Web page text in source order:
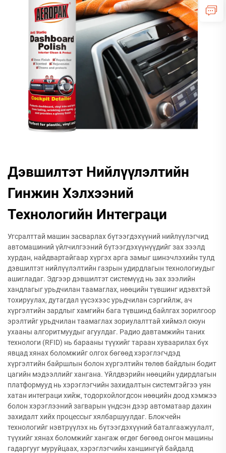
Дэвшилтэт Нийлүүлэлтийн
Гинжин Хэлхээний
Технологийн Интеграци
Угсралттай машин засварлах бүтээгдэхүүний нийлүүлэгчид
автомашиний үйлчилгээний бүтээгдэхүүнүүдийг зах зээлд
хурдан, найдвартайгаар хүргэх арга замыг шинэчлэхийн тулд
дэвшилтэт нийлүүлэлтийн газрын удирдлагын технологиудыг
ашигладаг. Эдгээр дэвшилтэт системүүд нь зах зээлийн
хандлагыг урьдчилан таамаглах, нөөцийн түвшинг идэвхтэй
тохируулах, дутагдал үүсэхээс урьдчилан сэргийлж, ач
хүргэлтийн зардлыг хамгийн бага түвшинд байлгах зорилгоор
эрэлтийг урьдчилан таамаглах зориулалттай хиймэл оюун
ухааны алгоритмуудыг агуулдаг. Радио давтамжийн таних
технологи (RFID) нь барааны түүхийг тараан хуваарилах бүх
явцад хянах боломжийг олгох бөгөөд хэрэглэгчдэд
хүргэлтийн байршлын болон хүргэлтийн төлөв байдлын бодит
цагийн мэдээллийг хангана. Үйлдвэрийн нөөцийн удирдлагын
платформууд нь хэрэглэгчийн захидалтын системтэйгээ уян
хатан интеграци хийж, тодорхойлогдсон нөөцийн доод хэмжээ
болон хэрэглээний загварын үндсэн дээр автоматаар дахин
захидалт хийх процессыг хялбаршуулдаг. Блокчейн
технологийг нэвтрүүлэх нь бүтээгдэхүүний баталгаажуулалт,
түүхийг хянах боломжийг хангаж өгдөг бөгөөд онгон машины
гадаргууг муруйцаах, хэрэглэгчийн ханшингүй байдалд